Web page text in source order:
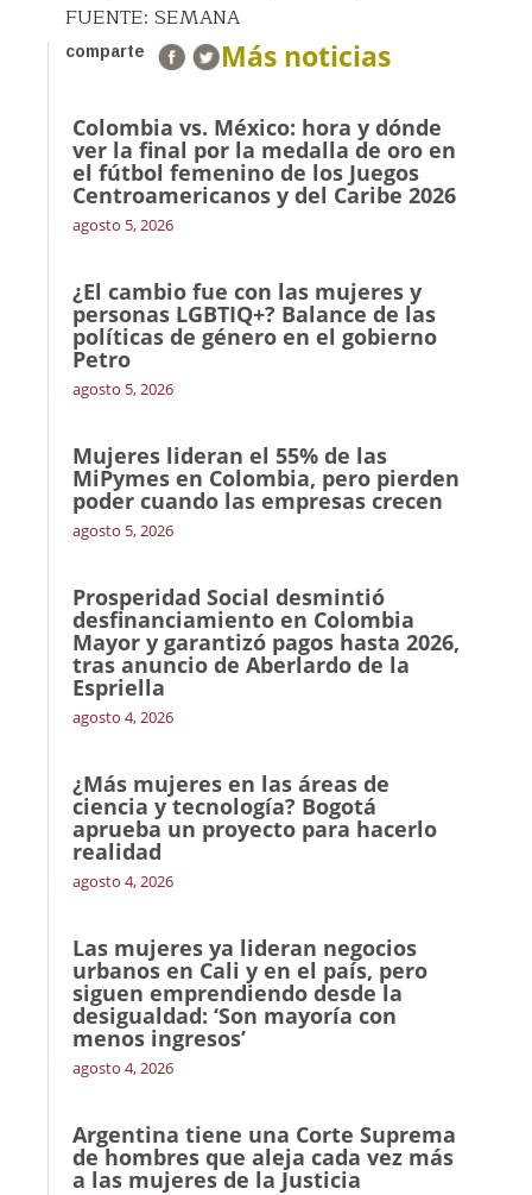
FUENTE: SEMANA
comparte Más noticias
Colombia vs. México: hora y dónde
ver la final por la medalla de oro en
el fútbol femenino de los Juegos
Centroamericanos y del Caribe 2026
agosto 5, 2026
¿El cambio fue con las mujeres y
personas LGBTIQ+? Balance de las
políticas de género en el gobierno
Petro
agosto 5, 2026
Mujeres lideran el 55% de las
MiPymes en Colombia, pero pierden
poder cuando las empresas crecen
agosto 5, 2026
Prosperidad Social desmintió
desfinanciamiento en Colombia
Mayor y garantizó pagos hasta 2026,
tras anuncio de Aberlardo de la
Espriella
agosto 4, 2026
¿Más mujeres en las áreas de
ciencia y tecnología? Bogotá
aprueba un proyecto para hacerlo
realidad
agosto 4, 2026
Las mujeres ya lideran negocios
urbanos en Cali y en el país, pero
siguen emprendiendo desde la
desigualdad: ‘Son mayoría con
menos ingresos’
agosto 4, 2026
Argentina tiene una Corte Suprema
de hombres que aleja cada vez más
a las mujeres de la Justicia